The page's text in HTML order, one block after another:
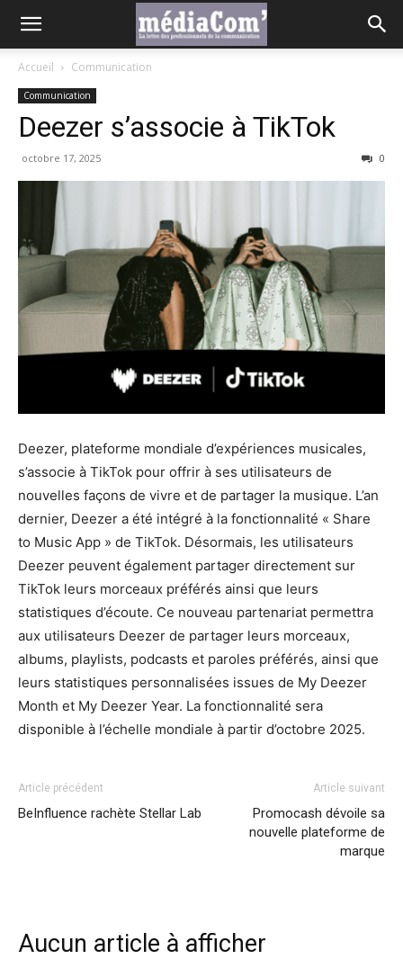
Accueil Communication
Communication
Deezer s’associe à TikTok
octobre 17, 2025 0
Deezer, plateforme mondiale d’expériences musicales,
s’associe à TikTok pour offrir à ses utilisateurs de
nouvelles façons de vivre et de partager la musique. L’an
dernier, Deezer a été intégré à la fonctionnalité « Share
to Music App » de TikTok. Désormais, les utilisateurs
Deezer peuvent également partager directement sur
TikTok leurs morceaux préférés ainsi que leurs
statistiques d’écoute. Ce nouveau partenariat permettra
aux utilisateurs Deezer de partager leurs morceaux,
albums, playlists, podcasts et paroles préférés, ainsi que
leurs statistiques personnalisées issues de My Deezer
Month et My Deezer Year. La fonctionnalité sera
disponible à l’échelle mondiale à partir d’octobre 2025.
Article précédent
BeInfluence rachète Stellar Lab
Article suivant
Promocash dévoile sa
nouvelle plateforme de
marque
Aucun article à afficher